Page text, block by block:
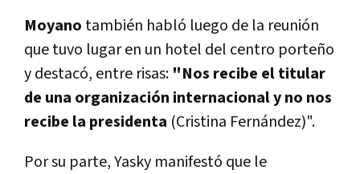
Moyano también habló luego de la reunión
que tuvo lugar en un hotel del centro porteño
y destacó, entre risas: "Nos recibe el titular
de una organización internacional y no nos
recibe la presidenta (Cristina Fernández)".
Por su parte, Yasky manifestó que le